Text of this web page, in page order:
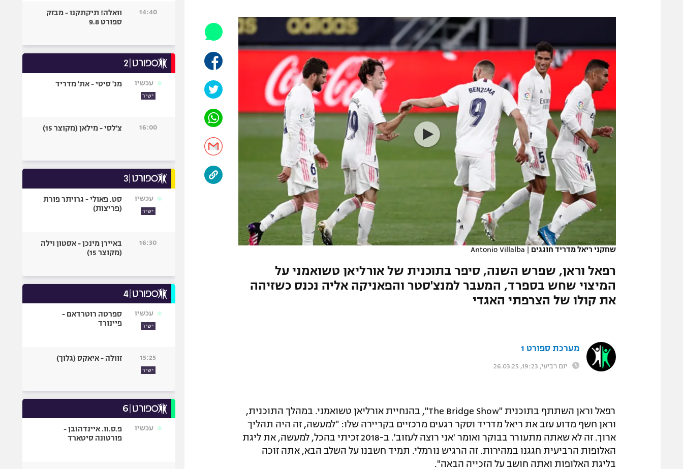
תקנון עבור פעילות ספורט 1 – "מרלן"
תנאי שימוש
מדיניות פרטיות
תקנון פעילות ספורט 1
רשיון להקרנה פומבית לבית עסק
הצטרפות לחבילת הערוצים
לוח דרושים – ג'ובנט
הפועל תל אביב
הפועל חיפה
הפועל באר שבע
מכבי נתניה
בני יהודה
ליגה סינית
ליגה ברזילאית
ליגות נוספות
אופניים
כדורמים
פוטבול אמריקאי NFL
בייסבול MLB
שחקני ריאל מדריד חוגגים |
Antonio Villalba
רפאל וראן, שפרש השנה, סיפר בתוכנית של אורליאן טשואמני על
המיצוי שחש בספרד, המעבר למנצ'סטר והפאניקה אליה נכנס כשזיהה
את קולו של הצרפתי האגדי
מערכת ספורט 1
יום רביעי, 19:23, 26.03.25
רפאל וראן השתתף בתוכנית "The Bridge Show", בהנחיית אורליאן טשואמני. במהלך התוכנית,
וראן חשף מדוע עזב את ריאל מדריד וסקר רגעים מרכזיים בקריירה שלו: "למעשה, זה היה תהליך
ארוך. זה לא שאתה מתעורר בבוקר ואומר 'אני רוצה לעזוב'. ב-2018 זכיתי בהכל, למעשה, את ליגת
האלופות הרביעית חגגנו במהירות. זה הרגיש נורמלי. תמיד חשבנו על השלב הבא, אתה זוכה
בליגת האלופות ואתה חושב על הזכייה הבאה".
14:40
וואלה! תיקתקנו - מבזק
ספורט 9.8
עכשיו
ישיר
מנ' סיטי - את' מדריד
16:00 צ'לסי - מילאן (מקוצר 15)
עכשיו
ישיר
סט. פאולי - גרויתר פורת
(פריצות)
16:30
באיירן מינכן - אסטון וילה
(מקוצר 15)
עכשיו
ישיר
ספרטה רוטרדאם -
פיינורד
15:25
ישיר
זוולה - איאקס (גלוך)
עכשיו
פ.ס.וו. איינדהובן -
פורטונה סיטארד